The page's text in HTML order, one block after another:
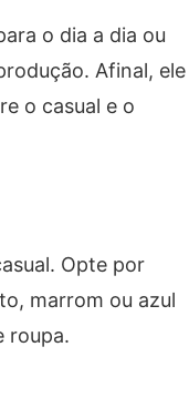
o dia a dia ou
Afinal, ele
o casual e o
Opte por
marrom ou azul
roupa.